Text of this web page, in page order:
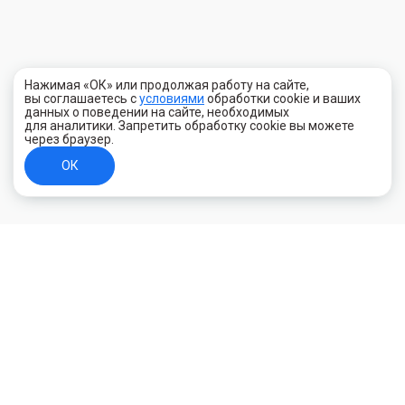
Нажимая «ОК» или продолжая работу на сайте,
вы соглашаетесь сусловиями обработки cookie и ваших
данных о поведении на сайте, необходимых
для аналитики. Запретить обработку cookie вы можете
через браузер.
ОК